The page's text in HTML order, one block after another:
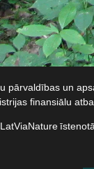
pārvaldības un
finansiālu